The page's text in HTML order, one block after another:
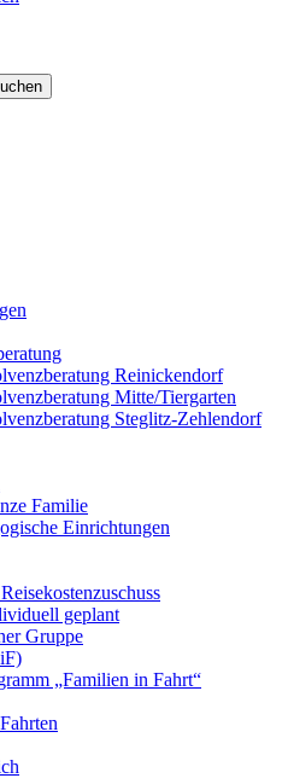
Reinickendorf
Mitte/Tiergarten
Steglitz-Zehlendorf
Familie
Einrichtungen
geplant
Gruppe
„Familien in Fahrt“